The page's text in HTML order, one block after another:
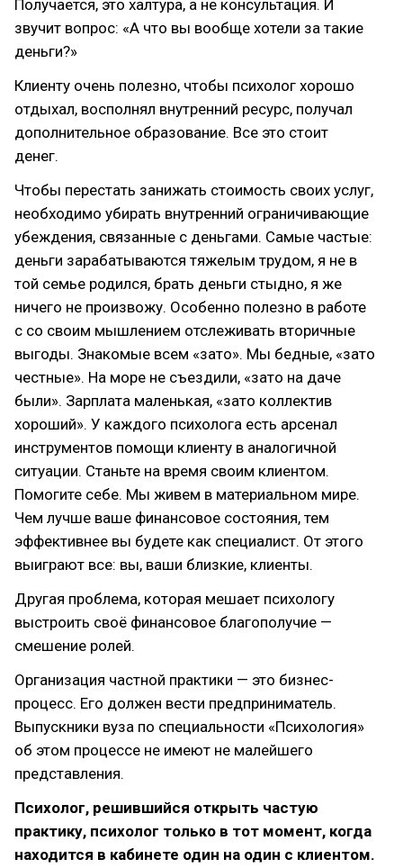
Получается, это халтура, а не консультация. И
звучит вопрос: «А что вы вообще хотели за такие
деньги?»
Клиенту очень полезно, чтобы психолог хорошо
отдыхал, восполнял внутренний ресурс, получал
дополнительное образование. Все это стоит
денег.
Чтобы перестать занижать стоимость своих услуг,
необходимо убирать внутренний ограничивающие
убеждения, связанные с деньгами. Самые частые:
деньги зарабатываются тяжелым трудом, я не в
той семье родился, брать деньги стыдно, я же
ничего не произвожу. Особенно полезно в работе
с со своим мышлением отслеживать вторичные
выгоды. Знакомые всем «зато». Мы бедные, «зато
честные». На море не съездили, «зато на даче
были». Зарплата маленькая, «зато коллектив
хороший». У каждого психолога есть арсенал
инструментов помощи клиенту в аналогичной
ситуации. Станьте на время своим клиентом.
Помогите себе. Мы живем в материальном мире.
Чем лучше ваше финансовое состояния, тем
эффективнее вы будете как специалист. От этого
выиграют все: вы, ваши близкие, клиенты.
Другая проблема, которая мешает психологу
выстроить своё финансовое благополучие —
смешение ролей.
Организация частной практики — это бизнес-
процесс. Его должен вести предприниматель.
Выпускники вуза по специальности «Психология»
об этом процессе не имеют не малейшего
представления.
Психолог, решившийся открыть частую
практику, психолог только в тот момент, когда
находится в кабинете один на один с клиентом.